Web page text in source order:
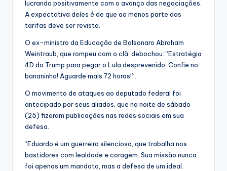
lucrando positivamente com o avanço das negociações.
A expectativa deles é de que ao menos parte das
tarifas deve ser revista.
O ex-ministro da Educação de Bolsonaro Abraham
Weintraub, que rompeu com o clã, debochou: “Estratégia
4D do Trump para pegar o Lula desprevenido. Confie no
bananinha! Aguarde mais 72 horas!”.
O movimento de ataques ao deputado federal foi
antecipado por seus aliados, que na noite de sábado
(25) fizeram publicações nas redes sociais em sua
defesa.
“Eduardo é um guerreiro silencioso, que trabalha nos
bastidores com lealdade e coragem. Sua missão nunca
foi apenas um mandato, mas a defesa de um ideal.